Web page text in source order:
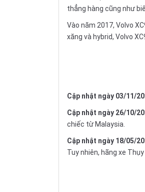
thẳng hàng cũng như
Vào năm 2017, Volvo
xăng và hybrid, Volvo
Cập nhật ngày 03/11/
Cập nhật ngày 26/10/
chiếc từ Malaysia.
Cập nhật ngày 18/05/
Tuy nhiên, hãng xe